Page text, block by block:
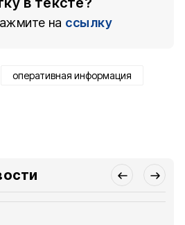
на ссылку
оперативная информация